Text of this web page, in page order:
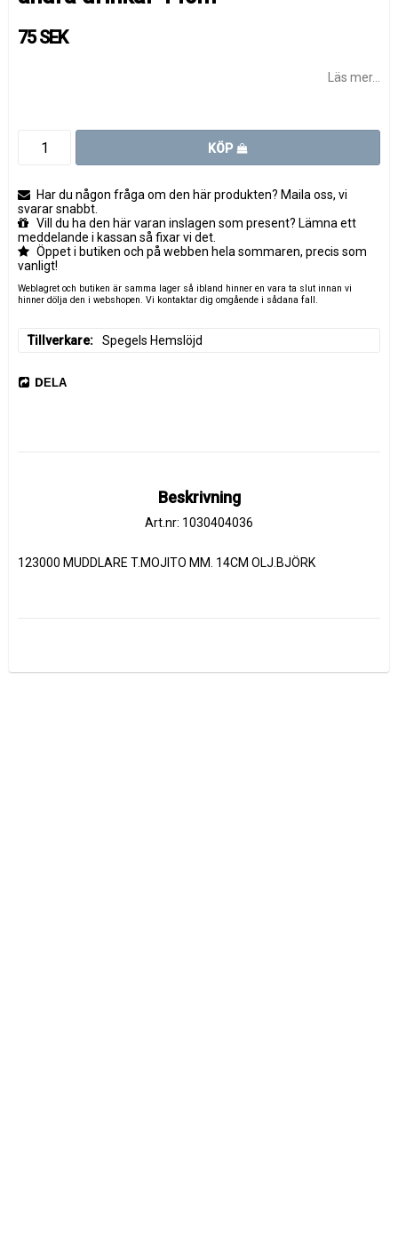
75 SEK
Läs mer...
KÖP
Har du någon fråga om den här produkten? Maila oss, vi
svarar snabbt.
Vill du ha den här varan inslagen som present? Lämna ett
meddelande i kassan så fixar vi det.
Öppet i butiken och på webben hela sommaren, precis som
vanligt!
Weblagret och butiken är samma lager så ibland hinner en vara ta slut innan vi
hinner dölja den i webshopen. Vi kontaktar dig omgående i sådana fall.
Tillverkare Spegels Hemslöjd
DELA
Beskrivning
Art.nr: 1030404036
123000 MUDDLARE T.MOJITO MM. 14CM OLJ.BJÖRK